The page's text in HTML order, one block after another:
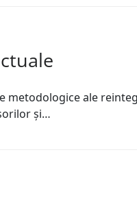
metodologice ale
şi…